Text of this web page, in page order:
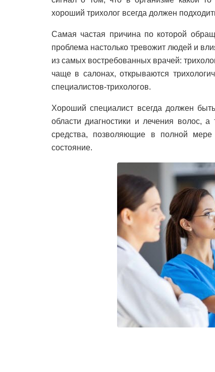
хороший трихолог всегда должен
Самая частая причина по которой
проблема настолько тревожит людей и
из самых востребованных врачей:
чаще в салонах, открываются
специалистов-трихологов.
Хороший специалист всегда должен
области диагностики и лечения волос,
средства, позволяющие в полной
состояние.